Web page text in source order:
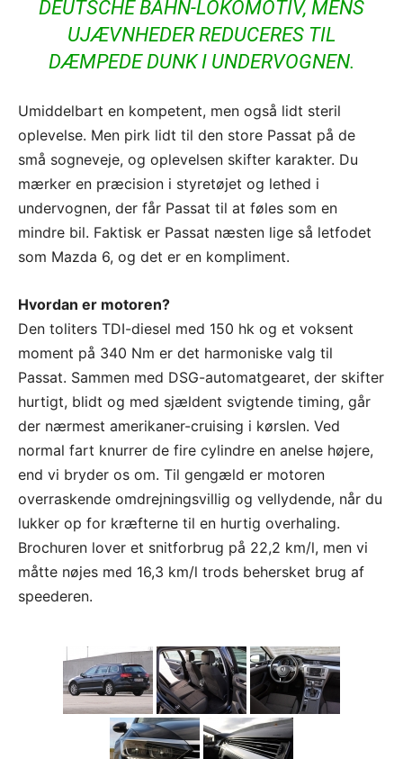
DEUTSCHE BAHN-LOKOMOTIV, MENS
UJÆVNHEDER REDUCERES TIL
DÆMPEDE DUNK I UNDERVOGNEN.
Umiddelbart en kompetent, men også lidt steril
oplevelse. Men pirk lidt til den store Passat på de
små sogneveje, og oplevelsen skifter karakter. Du
mærker en præcision i styretøjet og lethed i
undervognen, der får Passat til at føles som en
mindre bil. Faktisk er Passat næsten lige så letfodet
som Mazda 6, og det er en kompliment.
Hvordan er motoren?
Den toliters TDI-diesel med 150 hk og et voksent
moment på 340 Nm er det harmoniske valg til
Passat. Sammen med DSG-automatgearet, der skifter
hurtigt, blidt og med sjældent svigtende timing, går
der nærmest amerikaner-cruising i kørslen. Ved
normal fart knurrer de fire cylindre en anelse højere,
end vi bryder os om. Til gengæld er motoren
overraskende omdrejningsvillig og vellydende, når du
lukker op for kræfterne til en hurtig overhaling.
Brochuren lover et snitforbrug på 22,2 km/l, men vi
måtte nøjes med 16,3 km/l trods behersket brug af
speederen.